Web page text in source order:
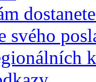
svého